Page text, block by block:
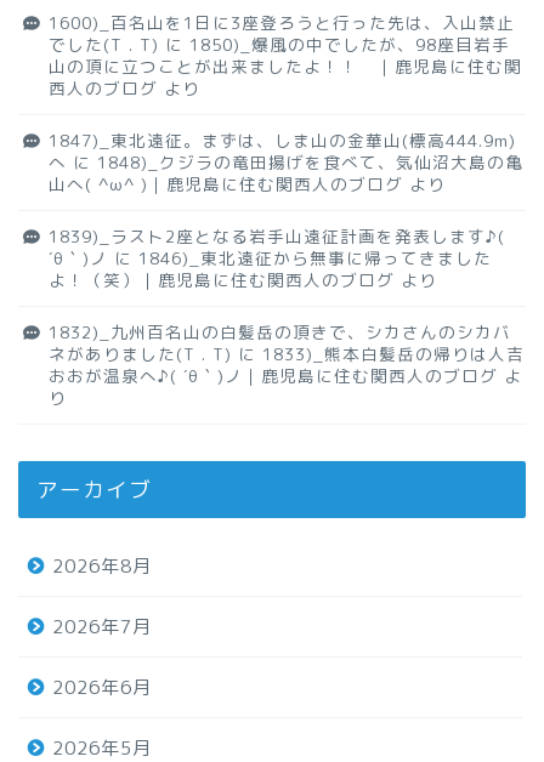
1600)_百名山を1日に3座登ろうと行った先は、入山禁止
でした(T . T) に 1850)_爆風の中でしたが、98座目岩手
山の頂に立つことが出来ましたよ！！ ｜鹿児島に住む関
西人のブログ より
1847)_東北遠征。まずは、しま山の金華山(標高444.9m)
へ に 1848)_クジラの竜田揚げを食べて、気仙沼大島の亀
山へ( ^ω^ )｜鹿児島に住む関西人のブログ より
1839)_ラスト2座となる岩手山遠征計画を発表します♪(
´θ｀)ノ に 1846)_東北遠征から無事に帰ってきました
よ！（笑）｜鹿児島に住む関西人のブログ より
1832)_九州百名山の白髪岳の頂きで、シカさんのシカバ
ネがありました(T . T) に 1833)_熊本白髪岳の帰りは人吉
おおが温泉へ♪( ´θ｀)ノ｜鹿児島に住む関西人のブログ よ
り
アーカイブ
2026年8月
2026年7月
2026年6月
2026年5月